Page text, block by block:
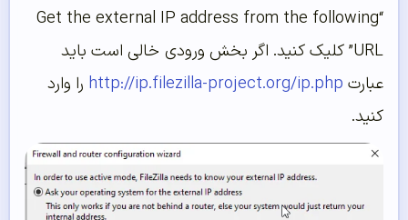
“Get the external IP address from the following
URL” کلیک کنید. اگر بخش ورودی خالی است باید
عبارت http://ip.filezilla-project.org/ip.php را وارد
کنید.